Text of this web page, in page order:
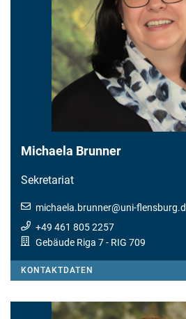
Michaela Brunner
Sekretariat
michaela.brunner@uni-
+49 461 805 2257
Gebäude Riga 7- RIG 709
KONTAKTDATEN